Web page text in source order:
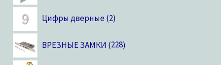
Цифры дверные 2
ВРЕЗНЫЕ ЗАМКИ 228